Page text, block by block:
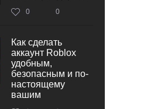
0 0
Как сделать
аккаунт Roblox
удобным,
безопасным и по-
настоящему
вашим